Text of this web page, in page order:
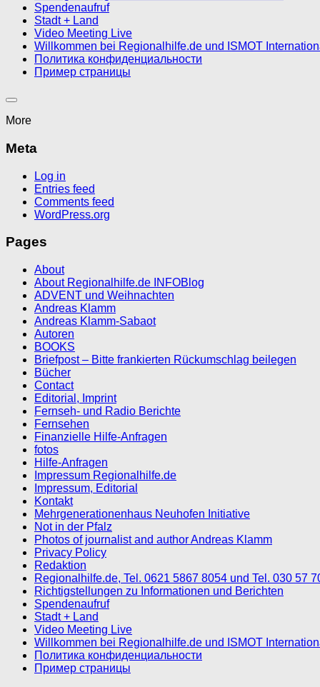
Spendenaufruf
Stadt + Land
Video Meeting Live
Willkommen bei Regionalhilfe.de und ISMOT
Политика конфиденциальности
Пример страницы
More
Meta
Log in
Entries feed
Comments feed
WordPress.org
Pages
About
About Regionalhilfe.de INFOBlog
ADVENT und Weihnachten
Andreas Klamm
Andreas Klamm-Sabaot
Autoren
BOOKS
Briefpost – Bitte frankierten Rückumschlag beilegen
Bücher
Contact
Editorial, Imprint
Fernseh- und Radio Berichte
Fernsehen
Finanzielle Hilfe-Anfragen
fotos
Hilfe-Anfragen
Impressum Regionalhilfe.de
Impressum, Editorial
Kontakt
Mehrgenerationenhaus Neuhofen Initiative
Not in der Pfalz
Photos of journalist and author Andreas Klamm
Privacy Policy
Redaktion
Regionalhilfe.de, Tel. 0621 5867 8054 und Tel. 030 57
Richtigstellungen zu Informationen und Berichten
Spendenaufruf
Stadt + Land
Video Meeting Live
Willkommen bei Regionalhilfe.de und ISMOT
Политика конфиденциальности
Пример страницы